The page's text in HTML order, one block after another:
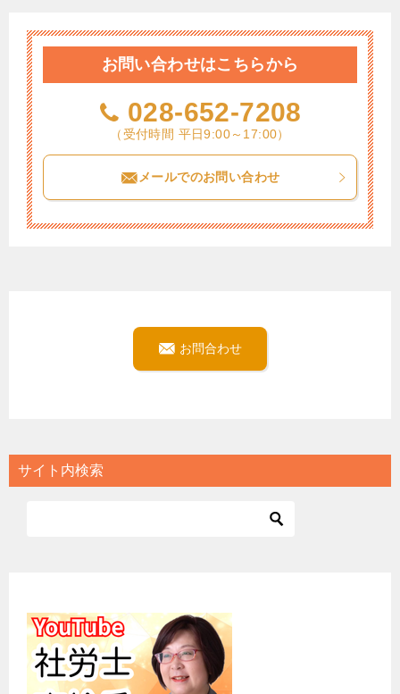
お問い合わせはこちらから
028-652-7208
（受付時間 平日9:00～17:00）
メールでのお問い合わせ
お問合わせ
サイト内検索